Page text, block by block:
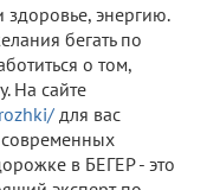
здоровье, энергию.
бегать по
о том,
На сайте
для вас
в БЕГЕР - это